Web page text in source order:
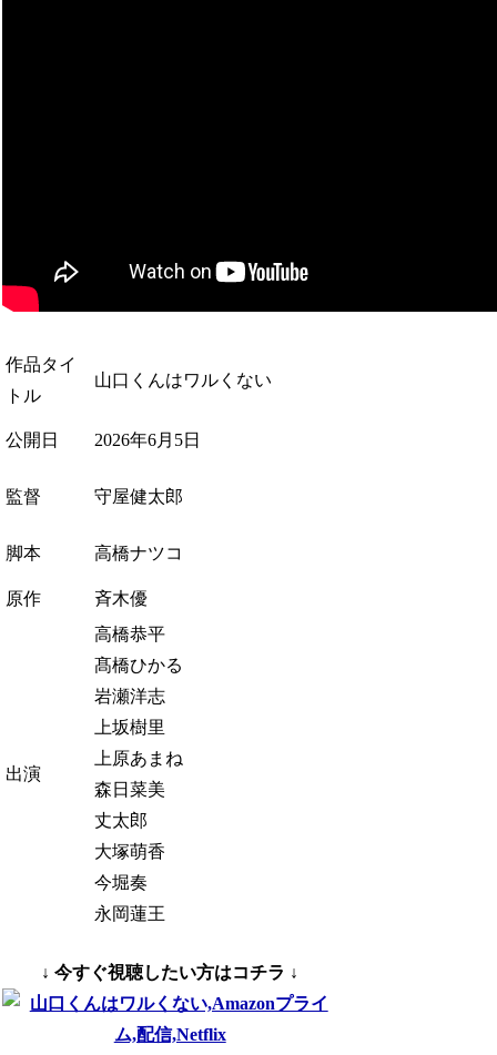
作品タイ
トル
山口くんはワルくない
公開日 2026年6月5日
監督 守屋健太郎
脚本 高橋ナツコ
原作 斉木優
出演
高橋恭平
髙橋ひかる
岩瀬洋志
上坂樹里
上原あまね
森日菜美
丈太郎
大塚萌香
今堀奏
永岡蓮王
↓ 今すぐ視聴したい方はコチラ ↓